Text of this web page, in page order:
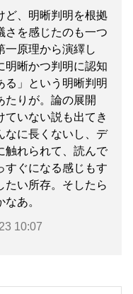
ど、明晰判明を根拠
さを感じたのも一つ
一原理から演繹し
明晰かつ判明に認知
る」という明晰判明
たりが。論の展開
ていない説も出てき
なに長くないし、デ
触れられて、読んで
すぐになる感じもす
たい所存。そしたら
あ。
10:07